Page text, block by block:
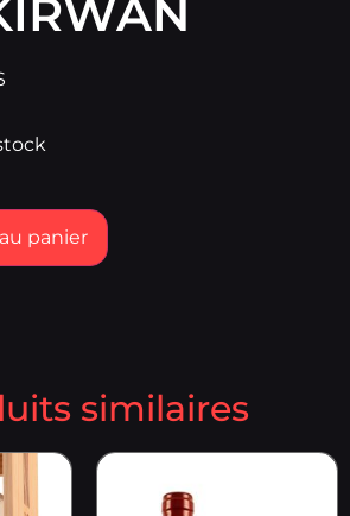
panier
similaires